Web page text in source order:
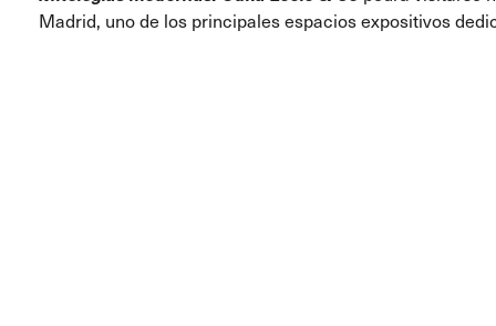
Madrid, uno de los principales espacios expositivos